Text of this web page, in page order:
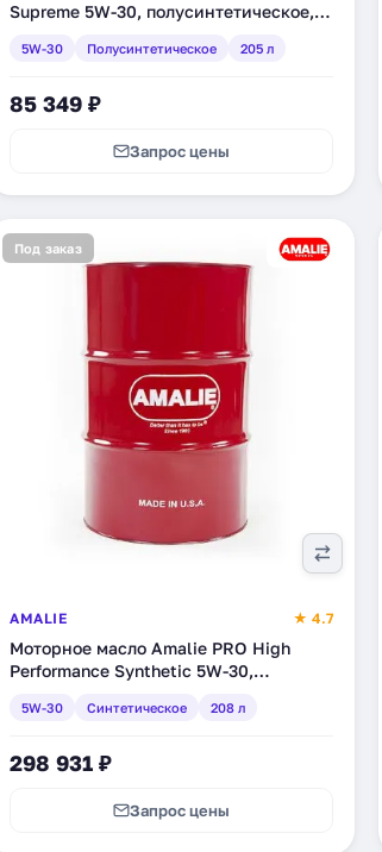
Supreme 5W-30, полусинтетическое,
5W-30 Полусинтетическое 205 л
85 349 ₽
Запрос цены
Под заказ
AMALIE ★ 4.7
Моторное масло Amalie PRO High
Performance Synthetic 5W-30,
5W-30 Синтетическое 208 л
298 931 ₽
Запрос цены